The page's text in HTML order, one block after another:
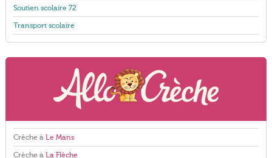
Soutien scolaire 72
Transport scolaire
Crèche à Le Mans
Crèche à La Flèche